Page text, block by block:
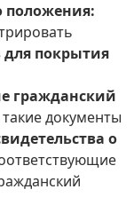
положения:
для покрытия
гражданский
документы
о